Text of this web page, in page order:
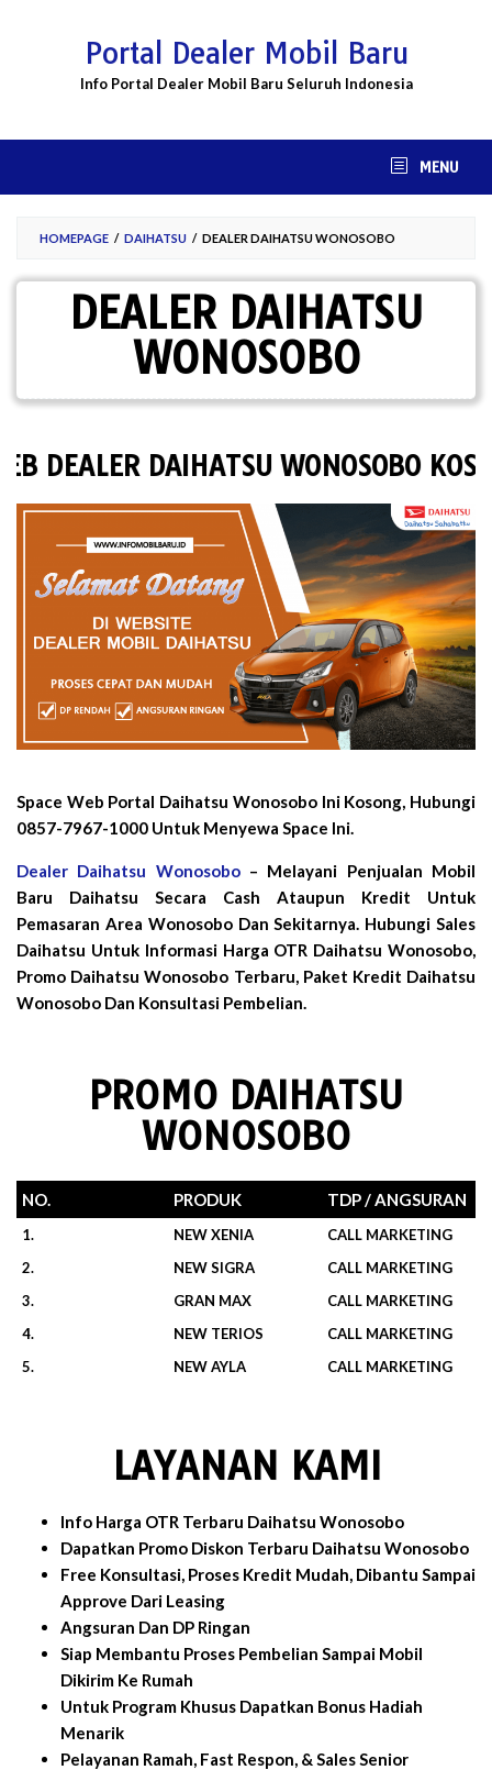
Portal Dealer Mobil Baru
Info Portal Dealer Mobil Baru Seluruh Indonesia
MENU
HOMEPAGE / DAIHATSU / DEALER DAIHATSU WONOSOBO
DEALER DAIHATSU
WONOSOBO
DAIHATSU WONOSOBO
Space Web Portal Daihatsu Wonosobo Ini Kosong, Hubungi
0857-7967-1000 Untuk Menyewa Space Ini.
Dealer Daihatsu Wonosobo– Melayani Penjualan Mobil
Baru Daihatsu Secara Cash Ataupun Kredit Untuk
Pemasaran Area Wonosobo Dan Sekitarnya. Hubungi Sales
Daihatsu Untuk Informasi Harga OTR Daihatsu Wonosobo,
Promo Daihatsu Wonosobo Terbaru, Paket Kredit Daihatsu
Wonosobo Dan Konsultasi Pembelian.
PROMO DAIHATSU
WONOSOBO
NO. PRODUK TDP / ANGSURAN
1. NEW XENIA
CALL MARKETING
2.
NEW SIGRA
CALL MARKETING
3.
GRAN MAX
CALL MARKETING
4.
NEW TERIOS
CALL MARKETING
5.
NEW AYLA CALL MARKETING
LAYANAN KAMI
Info Harga OTR Terbaru Daihatsu Wonosobo
Dapatkan Promo Diskon Terbaru Daihatsu Wonosobo
Free Konsultasi, Proses Kredit Mudah, Dibantu Sampai
Approve Dari Leasing
Angsuran Dan DP Ringan
Siap Membantu Proses Pembelian Sampai Mobil
Dikirim Ke Rumah
Untuk Program Khusus Dapatkan Bonus Hadiah
Menarik
Pelayanan Ramah, Fast Respon, & Sales Senior